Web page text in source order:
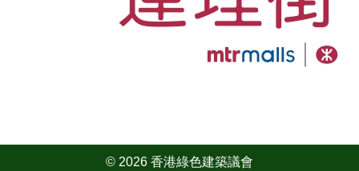
© 2026 香港綠色建築議會